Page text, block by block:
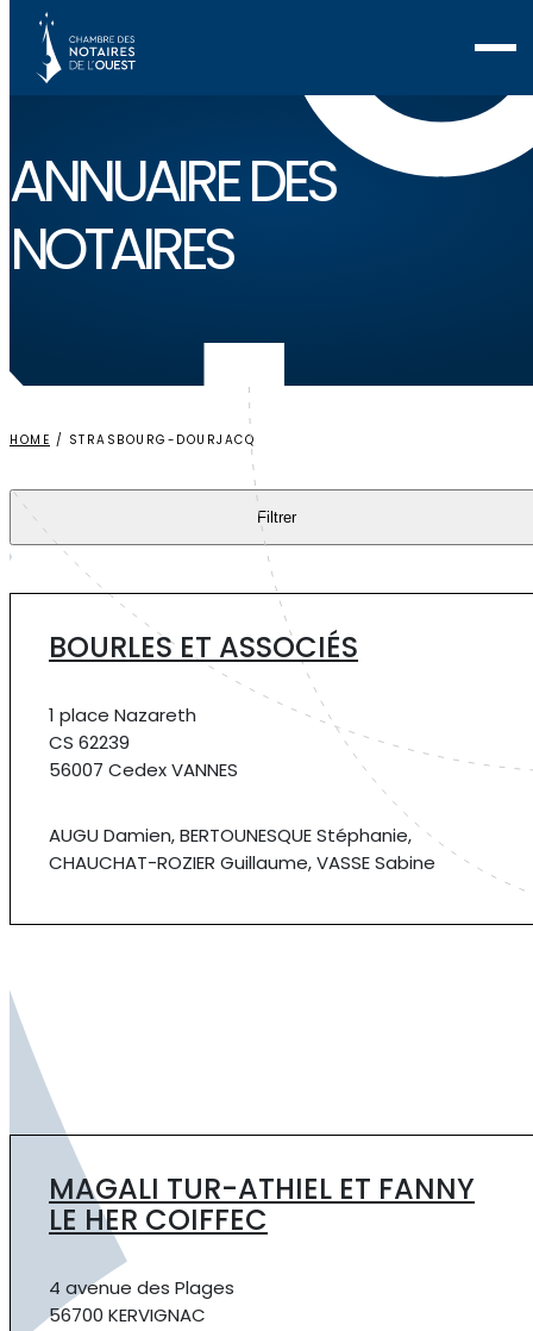
ANNUAIREDES
NOTAIRES
HOME / STRASBOURG-DOURJACQ
Filtrer
BOURLES ET ASSOCIÉS
1 place Nazareth
CS 62239
56007 Cedex VANNES
AUGU Damien, BERTOUNESQUE Stéphanie,
CHAUCHAT-ROZIER Guillaume, VASSE Sabine
MAGALI TUR-ATHIEL ET FANNY
LE HER COIFFEC
4 avenue des Plages
56700 KERVIGNAC